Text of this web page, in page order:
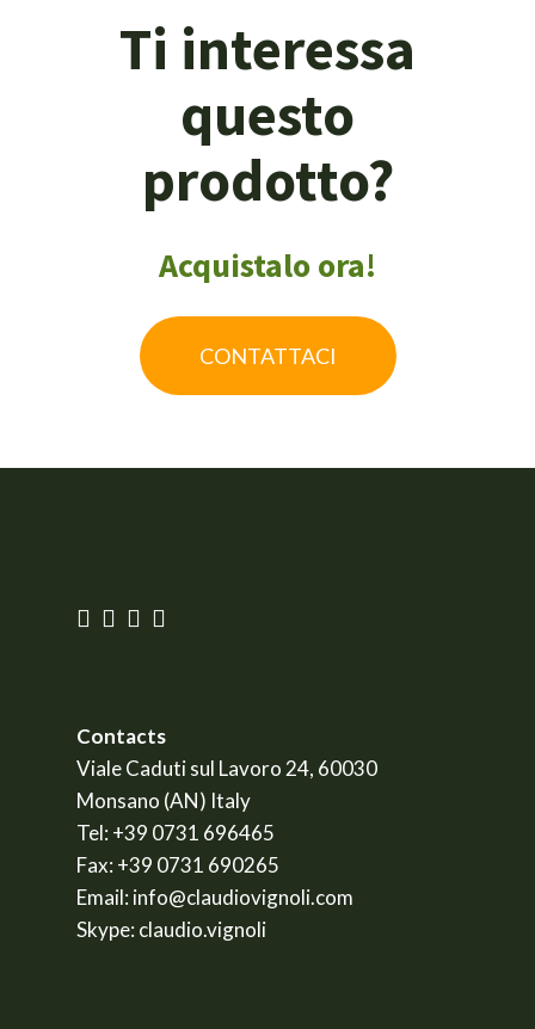
Ti interessa
questo
prodotto?
Acquistalo ora!
CONTATTACI
Contacts
Viale Caduti sul Lavoro 24, 60030
Monsano (AN) Italy
Tel: +39 0731 696465
Fax: +39 0731 690265
Email: info@claudiovignoli.com
Skype: claudio.vignoli